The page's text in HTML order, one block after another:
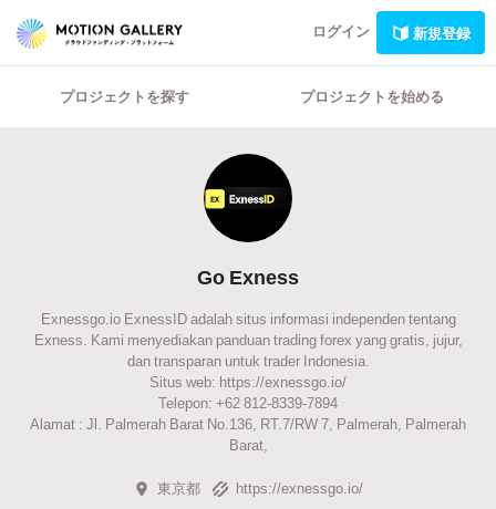
ログイン 新規登録
プロジェクトを探す プロジェクトを始める
Go Exness
Exnessgo.io ExnessID adalah situs informasi independen tentang
Exness. Kami menyediakan panduan trading forex yang gratis, jujur,
dan transparan untuk trader Indonesia.
Situs web: https://exnessgo.io/
Telepon: +62 812-8339-7894
Alamat : Jl. Palmerah Barat No.136, RT.7/RW 7, Palmerah, Palmerah
Barat,
東京都 https://exnessgo.io/